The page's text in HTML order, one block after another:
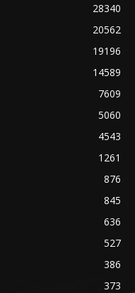
28340
20562
19196
14589
7609
5060
4543
1261
876
845
636
527
386
373